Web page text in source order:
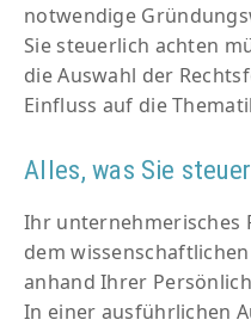
notwendige
Sie steuerlich achten
die Auswahl der
Einfluss auf die
Alles, was Sie
Ihr unternehmerisches
dem
anhand Ihrer
In einer ausführlichen